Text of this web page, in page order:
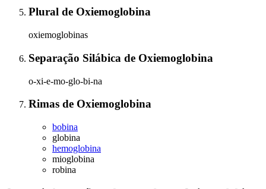
Plural de Oxiemoglobina
oxiemoglobinas
Separação Silábica de Oxiemoglobina
o-xi-e-mo-glo-bi-na
Rimas de Oxiemoglobina
bobina
globina
hemoglobina
mioglobina
robina